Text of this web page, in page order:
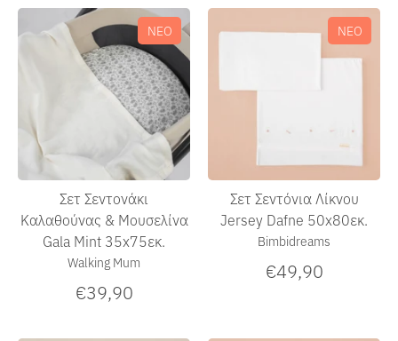
Σετ Σεντονάκι
Καλαθούνας & Μουσελίνα
Gala Mint 35x75εκ.
Walking Mum
€39,90
ΝΕΟ
Σετ Σεντόνια Λίκνου
Jersey Dafne 50x80εκ.
Bimbidreams
€49,90
ΝΕΟ